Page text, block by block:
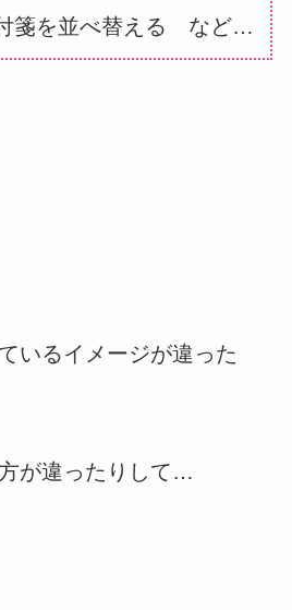
箋を並べ替える など…
いるイメージが違った
が違ったりして…